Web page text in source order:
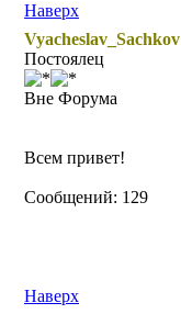
Наверх
Vyacheslav_Sachkov
Постоялец
Вне Форума
Всем привет!
Сообщений: 129
Наверх